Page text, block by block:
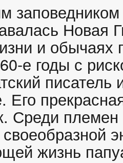
Новая
и обычаях
е годы с
Его
Среди
жизнь